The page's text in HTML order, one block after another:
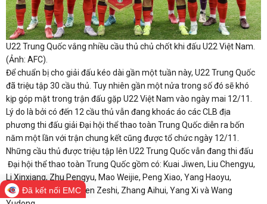
U22 Trung Quốc vắng nhiều cầu thủ chủ chốt khi đấu U22 Việt Nam.
(Ảnh: AFC).
Để chuẩn bị cho giải đấu kéo dài gần một tuần này, U22 Trung Quốc
đã triệu tập 30 cầu thủ. Tuy nhiên gần một nửa trong số đó sẽ khó
kịp góp mặt trong trận đấu gặp U22 Việt Nam vào ngày mai 12/11.
Lý do là bởi có đến 12 cầu thủ vẫn đang khoác áo các CLB địa
phương thi đấu giải Đại hội thể thao toàn Trung Quốc diễn ra bốn
năm một lần với trận chung kết cũng được tổ chức ngày 12/11.
Những cầu thủ được triệu tập lên U22 Trung Quốc vẫn đang thi đấu
Đại hội thể thao toàn Trung Quốc gồm có: Kuai Jiwen, Liu Chengyu,
Li Xinxiang, Zhu Pengyu, Mao Weijie, Peng Xiao, Yang Haoyu,
Yimulan Maimaiti, Chen Zeshi, Zhang Aihui, Yang Xi và Wang
Đã kết nối EMC